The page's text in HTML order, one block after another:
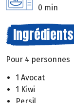
0 min
Ingrédients
Pour 4 personnes
1 Avocat
1 Kiwi